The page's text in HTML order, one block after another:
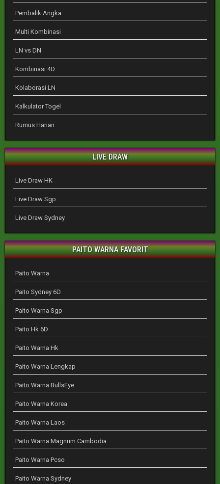
Pembalik Angka
Multi Kombinasi
LN vs DN
Kombinasi 4D
Kolaborasi LN
Kalkulator Togel
Rumus Harian
LIVE DRAW
Live Draw HK
Live Draw Sgp
Live Draw Sydney
PAITO WARNA FAVORIT
Paito Warna
Paito Sydney 6D
Paito Warna Sgp
Paito Hk 6D
Paito Warna Hk
Paito Warna Lengkap
Paito Warna BullsEye
Paito Warna Korea
Paito Warna Laos
Paito Warna Magnum Cambodia
Paito Warna Pcso
Paito Warna Sydney